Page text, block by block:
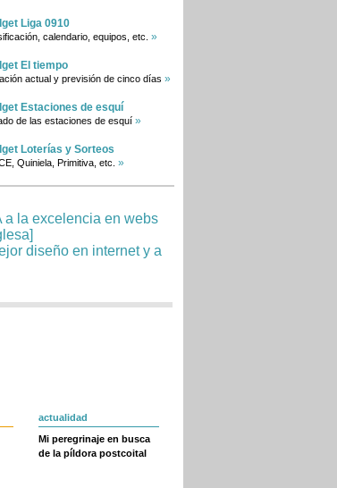
Liga 0910
calendario, equipos, etc. »
El tiempo
actual y previsión de cinco días »
Estaciones de esquí
de las estaciones de esquí »
Loterías y Sorteos
Quiniela, Primitiva, etc. »
actualidad
Mi peregrinaje en busca
de la píldora postcoital